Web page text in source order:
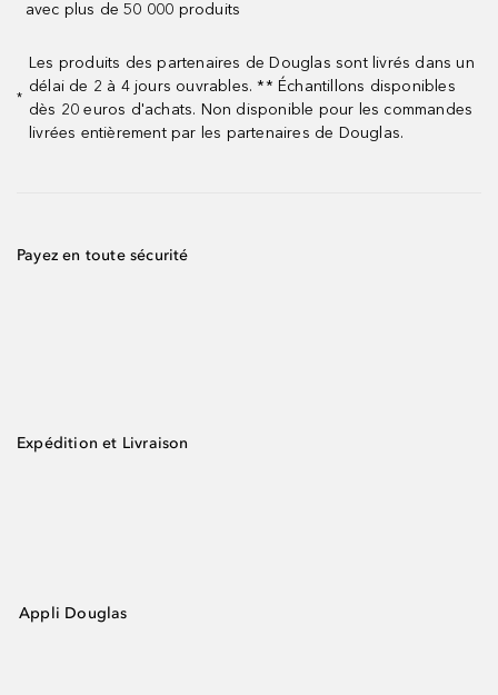
avec plus de 50 000 produits
*
Les produits des partenaires de Douglas sont livrés dans un
délai de 2 à 4 jours ouvrables. ** Échantillons disponibles
dès 20 euros d'achats. Non disponible pour les commandes
livrées entièrement par les partenaires de Douglas.
Payez en toute sécurité
Expédition et Livraison
Appli Douglas